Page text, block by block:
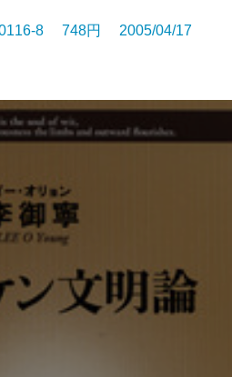
8 748円 2005/04/17